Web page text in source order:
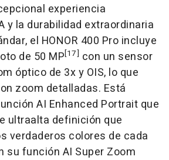
experiencia
y la durabilidad extraordinaria
el HONOR 400 Pro incluye
de 50 MP[17] con un sensor
óptico de 3x y OIS, lo que
zoom detalladas. Está
AI Enhanced Portrait que
ultraalta definición que
verdaderos colores de cada
su función AI Super Zoom